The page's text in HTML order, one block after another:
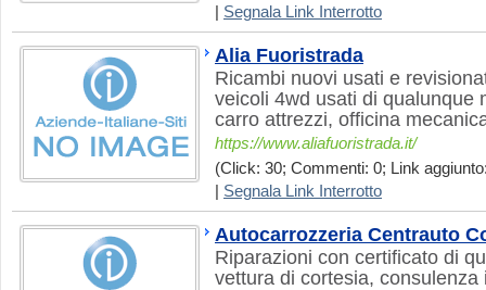
Segnala Link Interrotto
Alia Fuoristrada
Ricambi nuovi usati e
veicoli 4wd usati di qualunque
carro attrezzi, officina
https://www.aliafuoristrada.it/
(Click: 30; Commenti: 0; Link
Segnala Link Interrotto
Autocarrozzeria Centrauto
Riparazioni con certificato di
vettura di cortesia,